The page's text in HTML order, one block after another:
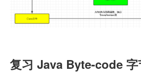
复习 Java Byte-code 字